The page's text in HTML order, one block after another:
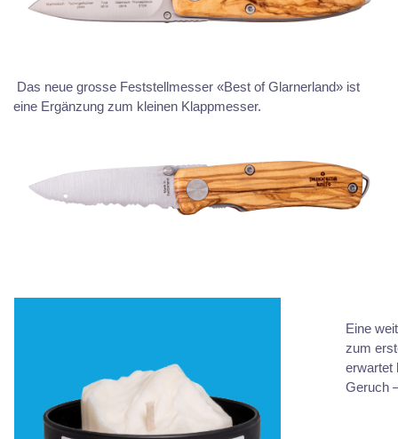
Das neue grosse Feststellmesser «Best of Glarnerland» ist
eine Ergänzung zum kleinen Klappmesser.
Eine
zum
erwartet
Geruch